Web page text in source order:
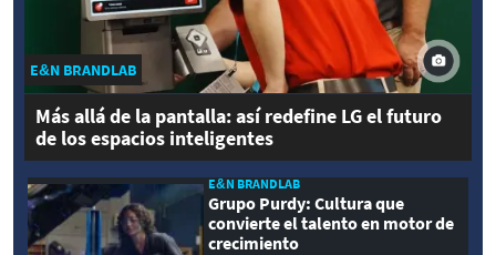
E&N BRANDLAB
Más allá de la pantalla: así redefine LG el futuro
de los espacios inteligentes
E&N BRANDLAB
Grupo Purdy: Cultura que
convierte el talento en motor de
crecimiento